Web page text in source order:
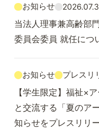
お知らせ
当法人理事兼高齢部
委員会委員 就任につ
お知らせ プレスリ
【学生限定】福祉×
と交流する「夏のア
知らせをプレスリリ